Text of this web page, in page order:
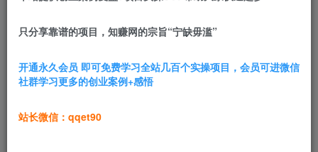
前言介绍
只要你需要40岁以下的客户，只要你涉及到引流，我希望你
我整个教程是以实操为主，不讲那些空话，确保你能跟着我
只分享靠谱的项目，知赚网的宗旨“宁缺毋滥”
开通永久会员 即可免费学习全站几百个实操项目，会员可进微信
社群学习更多的创业案例+感悟
站长微信：qqet90